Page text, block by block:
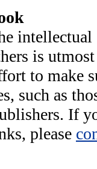
intellectual
is
to make
such as
If
please